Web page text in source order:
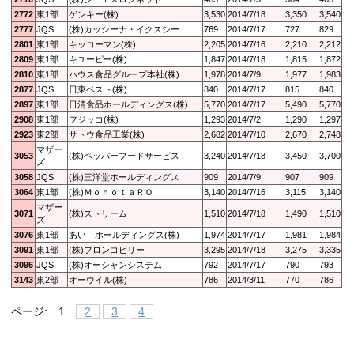
2772 東1部 ゲンキー(株) 3,530 2014/7/18 3,350
3,540
2777 JQS (株)カッシーナ・イクスシー 769 2014/7/17 727
829
2801 東1部 キッコーマン(株) 2,205 2014/7/16 2,210
2,212
2809 東1部 キユーピー(株) 1,847 2014/7/18 1,815
1,872
2810 東1部 ハウス食品グループ本社(株) 1,978 2014/7/9 1,977
1,983
2877 JQS 日東ベスト(株) 840 2014/7/17 815
840
2897 東1部 日清食品ホールディングス(株) 5,770 2014/7/17 5,490
5,770
2908 東1部 フジッコ(株) 1,293 2014/7/2 1,290
1,297
2923 東2部 サトウ食品工業(株) 2,682 2014/7/10 2,670 2,748
3053
マザー
ズ
(株)ペッパーフードサービス 3,240 2014/7/18 3,450 3,700
3058 JQS (株)三洋堂ホールディングス 909 2014/7/9 907
909
3064 東1部 (株)ＭｏｎｏｔａＲＯ 3,140 2014/7/16 3,115 3,140
3071
マザー
ズ
(株)ストリーム 1,510 2014/7/18 1,490 1,510
3076 東1部 あい ホールディングス(株) 1,974 2014/7/17 1,981
1,984
3091 東1部 (株)ブロンコビリー 3,295 2014/7/18 3,275
3,335
3096 JQS (株)オーシャンシステム 792 2014/7/17 790
793
3143 東2部 オーウイル(株) 786 2014/3/11 770 786
ページ: 1 2 3 4